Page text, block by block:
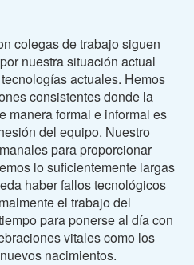
colegas de trabajo siguen
nuestra situación actual
actuales. Hemos
consistentes donde la
manera formal e informal es
del equipo. Nuestro
para proporcionar
lo suficientemente largas
haber fallos tecnológicos
el trabajo del
para ponerse al día con
vitales como los
nacimientos.